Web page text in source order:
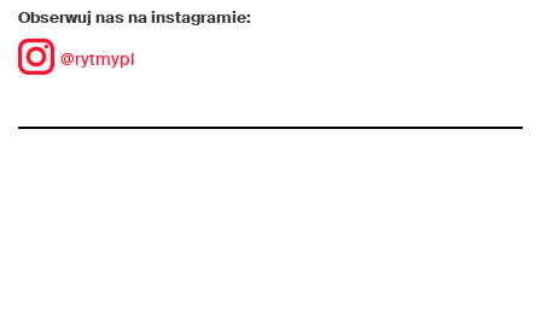
Obserwuj nas na instagramie:
@rytmypl